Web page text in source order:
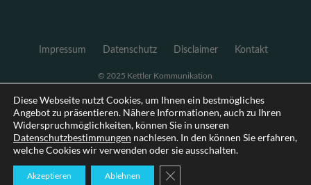
Impressum Datenschutz Disclaimer Kontakt
© 2025 Kettler Kommunikation
Diese Webseite nutzt Cookies, um Ihnen ein bestmögliches
Angebot zu präsentieren. Nähere Informationen, auch zu Ihren
Widerspruchmöglichkeiten, können Sie in unseren
Datenschutzbestimmungen nachlesen. In den können Sie erfahren,
welche Cookies wir verwenden oder sie ausschalten.
Akzeptieren Ablehnen GDPR Cookie-Banner schließen